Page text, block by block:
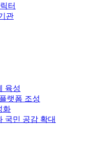
터
관
육성
랫폼 조성
화
국민 공감 확대